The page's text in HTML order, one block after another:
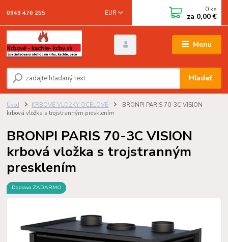
Menu
EUR
Hľadať
0949 476 255 0 ks
za 0,00 €
Úvod KRBOVÉ VLOŽKY OCEĽOVÉ
BRONPI PARIS 70-3C VISION
krbová vložka s trojstranným presklením
BRONPI PARIS 70-3C VISION
krbová vložka s trojstranným
presklením
Doprava ZADARMO